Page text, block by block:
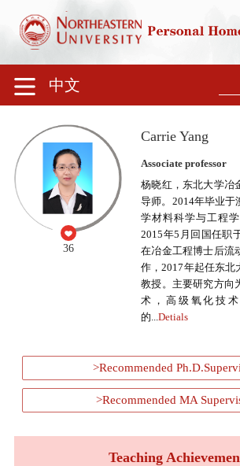
中文
36
Carrie Yang
Associate professor
杨晓红，东北大学冶
导师。2014年毕业于
学材料科学与工程
2015年5月回国任职
在冶金工程博士后流
作，2017年起任东北
教授。主要研究方向
术，高级氧化技
的...Detials
>Recommended
>Recommended MA
Teaching